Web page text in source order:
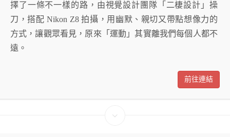
擇了一條不一樣的路，由視覺設計團隊「二棲設計」操
刀，搭配 Nikon Z8 拍攝，用幽默、親切又帶點想像力的
方式，讓觀眾看見，原來「運動」其實離我們每個人都不
遠。
前往連結